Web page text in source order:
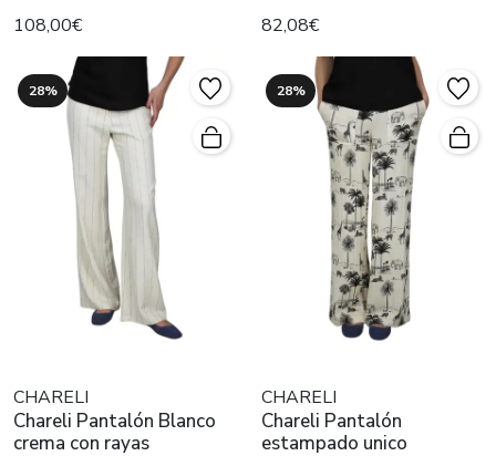
108,00€ 82,08€
28%
CHARELI
Chareli Pantalón Blanco
crema con rayas
28%
CHARELI
Chareli Pantalón
estampado unico